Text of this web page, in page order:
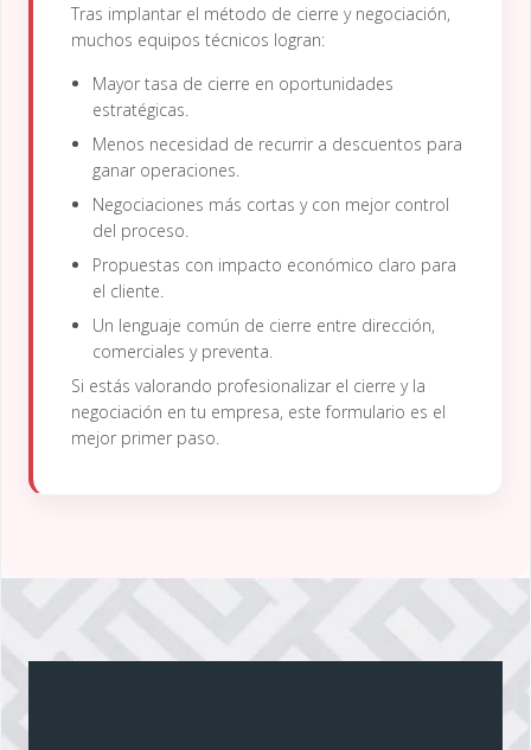
Tras implantar el método de cierre y negociación,
muchos equipos técnicos logran:
Mayor tasa de cierre en oportunidades
estratégicas.
Menos necesidad de recurrir a descuentos para
ganar operaciones.
Negociaciones más cortas y con mejor control
del proceso.
Propuestas con impacto económico claro para
el cliente.
Un lenguaje común de cierre entre dirección,
comerciales y preventa.
Si estás valorando profesionalizar el cierre y la
negociación en tu empresa, este formulario es el
mejor primer paso.